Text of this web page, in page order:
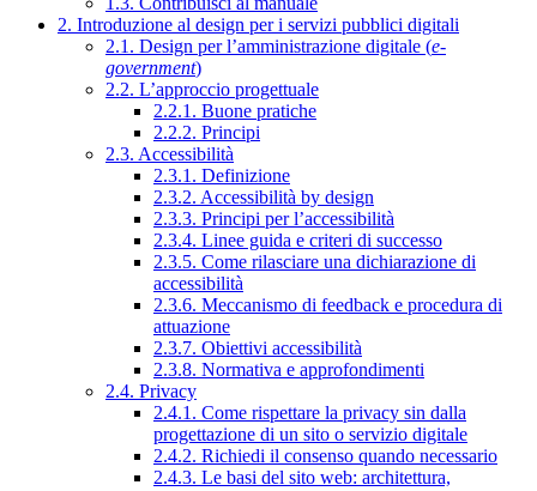
2. Introduzione al design per i servizi pubblici digitali
2.1. Design per l’amministrazione digitale (e-
government)
2.2. L’approccio progettuale
2.2.1. Buone pratiche
2.2.2. Principi
2.3. Accessibilità
2.3.1. Definizione
2.3.2. Accessibilità by design
2.3.3. Principi per l’accessibilità
2.3.4. Linee guida e criteri di successo
2.3.5. Come rilasciare una dichiarazione di
accessibilità
2.3.6. Meccanismo di feedback e procedura di
attuazione
2.3.7. Obiettivi accessibilità
2.3.8. Normativa e approfondimenti
2.4. Privacy
2.4.1. Come rispettare la privacy sin dalla
progettazione di un sito o servizio digitale
2.4.2. Richiedi il consenso quando necessario
2.4.3. Le basi del sito web: architettura,